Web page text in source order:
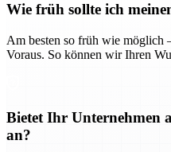
Wie früh sollte ich
Am besten so früh wie möglich
Voraus. So können wir Ihren
Bietet Ihr Unternehmen
an?